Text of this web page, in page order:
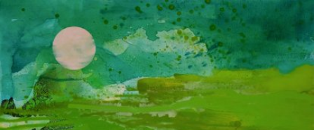
Skip to main content